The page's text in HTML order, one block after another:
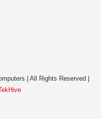
| All Rights Reserved |